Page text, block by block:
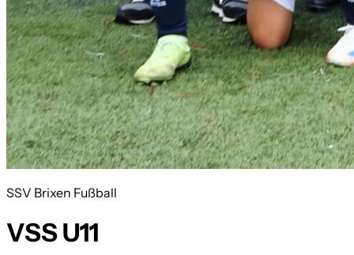
SSV Brixen Fußball
VSS U11